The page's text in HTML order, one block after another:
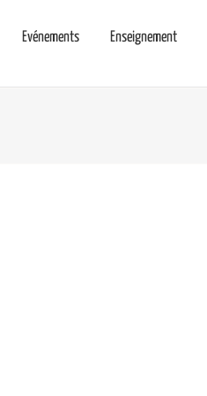
Evénements Enseignement